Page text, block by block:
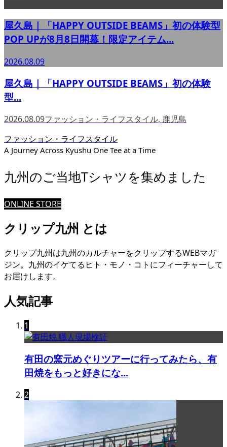
屋久島｜「HAPPY OUTSIDE BEAMS」初の体験型
POP UPが8月8日開幕！限定アイテム...
2026.08.09
屋久島｜「HAPPY OUTSIDE BEAMS」初の体験
型...
2026.08.09ファッション・ライフスタイル, 鹿児島
ファッション・ライフスタイル
A Journey Across Kyushu One Tee at a Time
九州のご当地Tシャツを集めました
ONLINE STORE
クリップ九州 とは
クリップ九州は九州のカルチャーをクリップするWEBマガ
ジン。九州のイケてるヒト・モノ・コトにフィーチャーして
お届けします。
人気記事
1
有田の窯元めぐりツアーに行ってみたら、有
田焼をもっと好きにな...
2